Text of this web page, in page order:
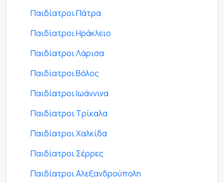
Παιδίατροι Πάτρα
Παιδίατροι Ηράκλειο
Παιδίατροι Λάρισα
Παιδίατροι Βόλος
Παιδίατροι Ιωάννινα
Παιδίατροι Τρίκαλα
Παιδίατροι Χαλκίδα
Παιδίατροι Σέρρες
Παιδίατροι Αλεξανδρούπολη